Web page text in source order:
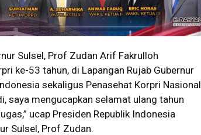
Sulsel, Prof Zudan Arif Fakrulloh
ke-53 tahun, di Lapangan Rujab Gubernur
sekaligus Penasehat Korpri Nasional
saya mengucapkan selamat ulang tahun
ucap Presiden Republik Indonesia
Sulsel, Prof Zudan.